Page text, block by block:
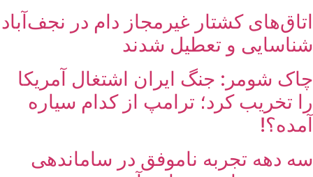
اتاق‌های کشتار غیرمجاز دام در نجف‌آباد
شناسایی و تعطیل شدند
چاک شومر: جنگ ایران اشتغال آمریکا
را تخریب کرد؛ ترامپ از کدام سیاره
آمده؟!
سه دهه تجربه ناموفق در ساماندهی